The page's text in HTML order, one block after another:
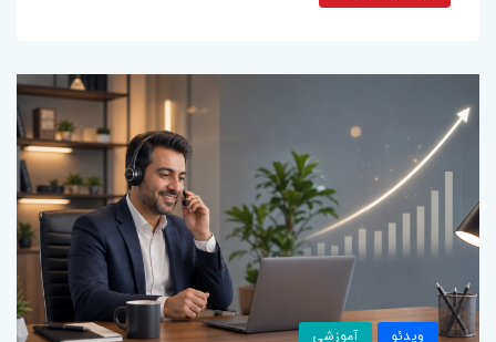
ویدئو آموزشی